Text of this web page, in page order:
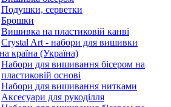
Подушки, серветки
Брошки
Вишивка на пластиковій канві
Crystal Art - набори для вишивки
країна (Україна)
Набори для вишивання бісером на
пластиковій основі
Набори для вишивання нитками
Аксесуари для рукоділля